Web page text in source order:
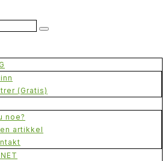
(Gratis)
noe?
artikkel